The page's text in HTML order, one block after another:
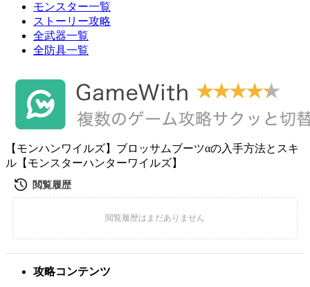
モンスター一覧
ストーリー攻略
全武器一覧
全防具一覧
【モンハンワイルズ】ブロッサムブーツαの入手方法とスキ
ル【モンスターハンターワイルズ】
攻略コンテンツ